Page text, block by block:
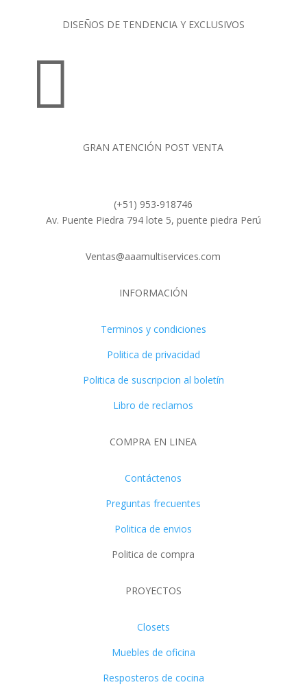
DISEÑOS DE TENDENCIA Y EXCLUSIVOS

GRAN ATENCIÓN POST VENTA
(+51) 953-918746
Av. Puente Piedra 794 lote 5, puente piedra Perú
Ventas@aaamultiservices.com
INFORMACIÓN
Terminos y condiciones
Politica de privacidad
Politica de suscripcion al boletín
Libro de reclamos
COMPRA EN LINEA
Contáctenos
Preguntas frecuentes
Politica de envios
Politica de compra
PROYECTOS
Closets
Muebles de oficina
Resposteros de cocina